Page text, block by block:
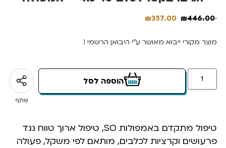
446.00
₪
357.00
₪
מוצר מקורי ייבוא מאושר ע”י היבואן הרשמי !
הוספה לסל
שתף
טיפול מתקדם באמפולות SO, טיפול ארוך טווח נגד
פרעושים וקרציות לכלבים, מותאם לפי משקל, פעולה